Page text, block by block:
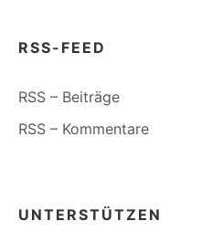
RSS-FEED
RSS – Beiträge
RSS – Kommentare
UNTERSTÜTZEN